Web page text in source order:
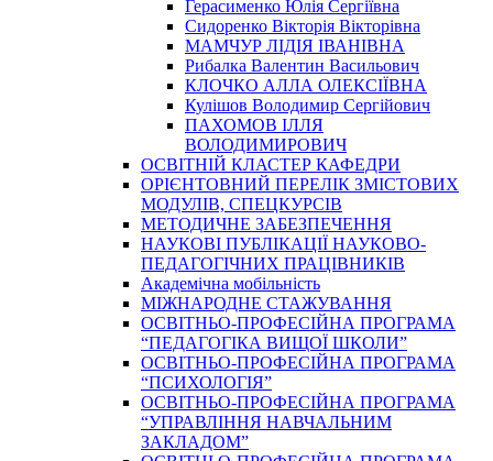
Герасименко Юлія Сергіївна
Сидоренко Вікторія Вікторівна
МАМЧУР ЛІДІЯ ІВАНІВНА
Рибалка Валентин Васильович
КЛОЧКО АЛЛА ОЛЕКСІЇВНА
Кулішов Володимир Сергійович
ПАХОМОВ ІЛЛЯ
ВОЛОДИМИРОВИЧ
ОСВІТНІЙ КЛАСТЕР КАФЕДРИ
ОРІЄНТОВНИЙ ПЕРЕЛІК ЗМІСТОВИХ
МОДУЛІВ, СПЕЦКУРСІВ
МЕТОДИЧНЕ ЗАБЕЗПЕЧЕННЯ
НАУКОВІ ПУБЛІКАЦІЇ НАУКОВО-
ПЕДАГОГІЧНИХ ПРАЦІВНИКІВ
Академічна мобільність
МІЖНАРОДНЕ СТАЖУВАННЯ
ОСВІТНЬО-ПРОФЕСІЙНА ПРОГРАМА
“ПЕДАГОГІКА ВИЩОЇ ШКОЛИ”
ОСВІТНЬО-ПРОФЕСІЙНА ПРОГРАМА
“ПСИХОЛОГІЯ”
ОСВІТНЬО-ПРОФЕСІЙНА ПРОГРАМА
“УПРАВЛІННЯ НАВЧАЛЬНИМ
ЗАКЛАДОМ”